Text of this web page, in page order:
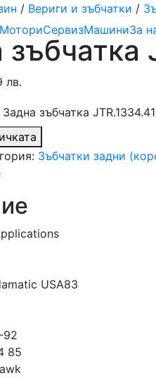
МоториСервизМашиниЗа
/ Вериги и зъбчатки /
лв.
зъбчатка
Зъбчатки задни
USA83
92
85